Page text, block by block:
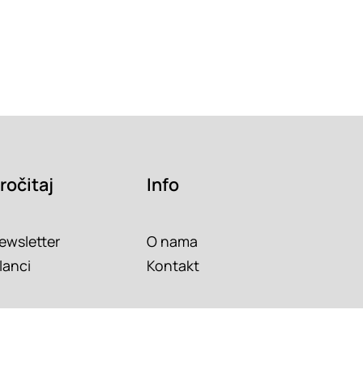
Info
O nama
Kontakt